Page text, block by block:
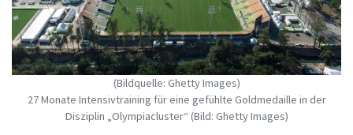
(Bildquelle: Ghetty Images)
27 Monate Intensivtraining für eine gefühlte Goldmedaille in der
Disziplin „Olympiacluster“ (Bild: Ghetty Images)